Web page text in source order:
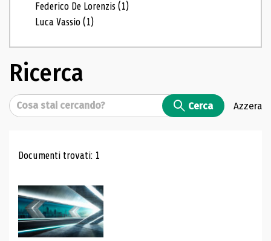
Federico De Lorenzis(1)
Luca Vassio(1)
Ricerca
Cerca Cerca Azzera
Risultati di ricerca
Documenti trovati: 1